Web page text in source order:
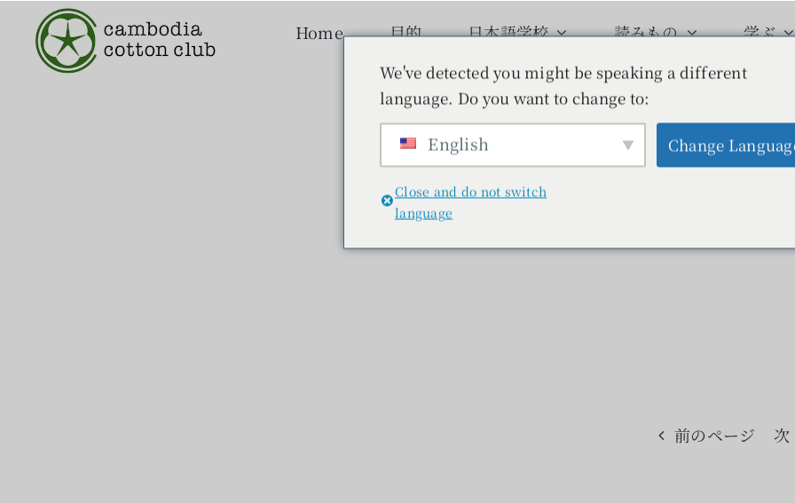
Home 目的 日本語学校 読みもの 学ぶ
前のページ 次
We've detected you might be speaking a different
language. Do you want to change to:
English Change
Close and do not switch
language